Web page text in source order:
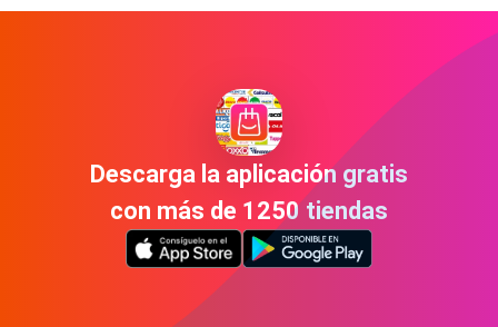
Descarga la aplicación gratis
con más de 1250 tiendas